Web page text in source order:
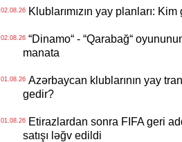
02.08.26Klublarımızın yay planları:
02.08.26“Dinamo“ - “Qarabağ“
manata
01.08.26Azərbaycan klublarının yay
gedir?
01.08.26Etirazlardan sonra FIFA geri
satışı ləğv edildi